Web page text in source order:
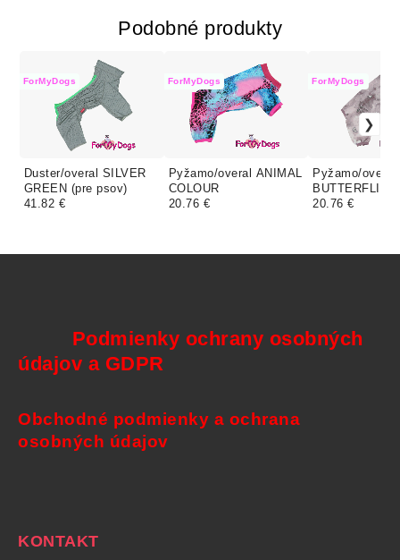
Podobné produkty
Duster/overal SILVER
GREEN (pre psov)
ForMyDogs
41.82 €
Pyžamo/overal ANIMAL
COLOUR
ForMyDogs
20.76 €
Pyžamo/overal
BUTTERFLIES
ForMyDogs
20.76 €
Podmienky ochrany osobných
údajov a GDPR
Obchodné podmienky a ochrana
osobných údajov
KONTAKT